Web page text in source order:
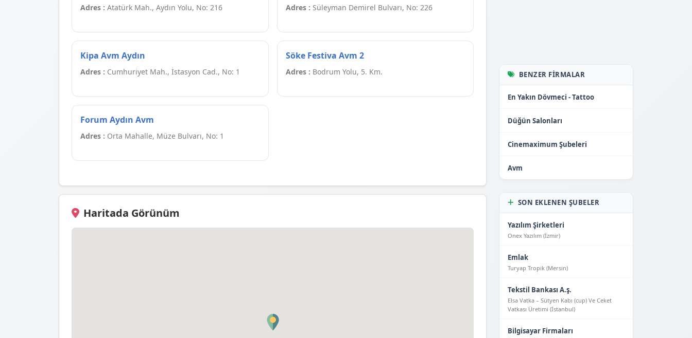
Adres : Atatürk Mah., Aydın Yolu, No: 216 Adres : Süleyman Demirel Bulvarı, No: 226
Kipa Avm Aydın
Adres : Cumhuriyet Mah., İstasyon Cad., No: 1
Söke Festiva Avm 2
Adres : Bodrum Yolu, 5. Km.
Forum Aydın Avm
Adres : Orta Mahalle, Müze Bulvarı, No: 1
Haritada Görünüm
BENZER FIRMALAR
En Yakın Dövmeci - Tattoo
Düğün Salonları
Cinemaximum Şubeleri
Avm
SON EKLENEN ŞUBELER
Yazılım Şirketleri
Onex Yazılım (İzmir)
Emlak
Turyap Tropik (Mersin)
Tekstil Bankası A.ş.
Elsa Vatka – Sütyen Kabı (cup) Ve Ceket
Vatkası Üretimi (İstanbul)
Bilgisayar Firmaları